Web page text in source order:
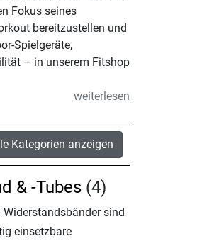
Fokus seines
bereitzustellen und
Spielgeräte,
– in unserem Fitshop
weiterlesen
Kategorien anzeigen
& -Tubes (4)
Widerstandsbänder sind
einsetzbare